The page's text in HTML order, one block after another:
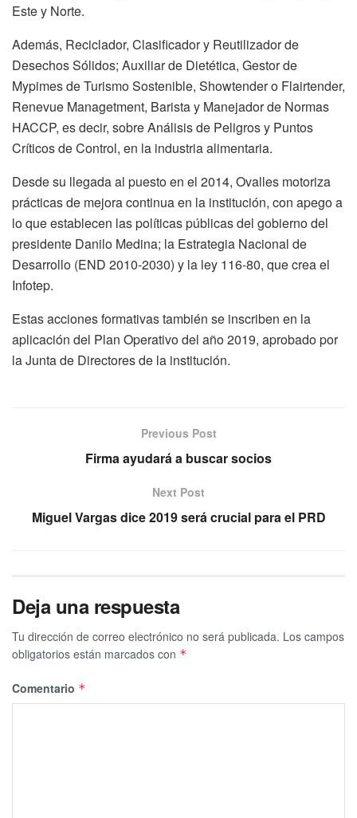
Este y Norte.
Además, Reciclador, Clasificador y Reutilizador de
Desechos Sólidos; Auxiliar de Dietética, Gestor de
Mypimes de Turismo Sostenible, Showtender o Flairtender,
Renevue Managetment, Barista y Manejador de Normas
HACCP, es decir, sobre Análisis de Peligros y Puntos
Críticos de Control, en la industria alimentaria.
Desde su llegada al puesto en el 2014, Ovalles motoriza
prácticas de mejora continua en la institución, con apego a
lo que establecen las políticas públicas del gobierno del
presidente Danilo Medina; la Estrategia Nacional de
Desarrollo (END 2010-2030) y la ley 116-80, que crea el
Infotep.
Estas acciones formativas también se inscriben en la
aplicación del Plan Operativo del año 2019, aprobado por
la Junta de Directores de la institución.
Previous Post
Firma ayudará a buscar socios
Next Post
Miguel Vargas dice 2019 será crucial para el PRD
Deja una respuesta
Tu dirección de correo electrónico no será publicada. Los campos
obligatorios están marcados con *
Comentario *